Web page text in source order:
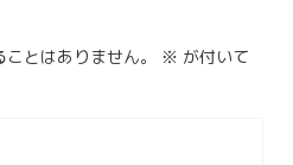
とはありません。 ※ が付いて